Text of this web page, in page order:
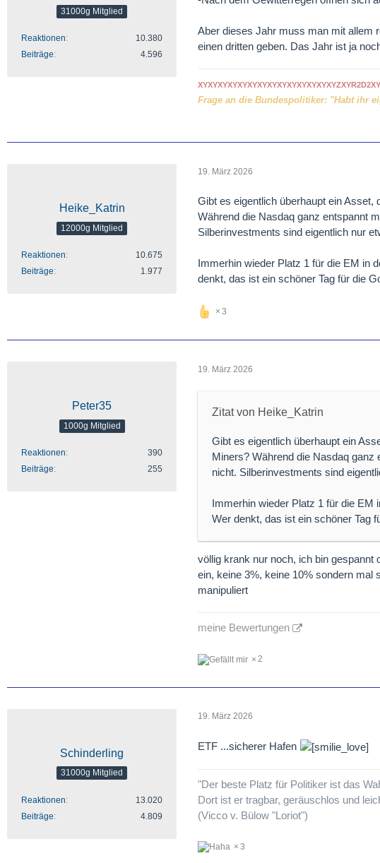
31000g Mitglied
Reaktionen
10.380
Beiträge
4.596
Aber dieses Jahr muss man mit allem
einen dritten geben. Das Jahr ist ja
Frage an die Bundespolitiker: "Habt ihr
Heike_Katrin
12000g Mitglied
Reaktionen
10.675
Beiträge
1.977
19. März 2026
Gibt es eigentlich überhaupt ein Asset,
Während die Nasdaq ganz entspannt
Silberinvestments sind eigentlich nur
Immerhin wieder Platz 1 für die EM in
denkt, das ist ein schöner Tag für die
3
Peter35
1000g Mitglied
Reaktionen
390
Beiträge
255
19. März 2026
Zitat von Heike_Katrin
Gibt es eigentlich überhaupt ein
Miners? Während die Nasdaq ganz
nicht. Silberinvestments sind
Immerhin wieder Platz 1 für die EM
Wer denkt, das ist ein schöner Tag
völlig krank nur noch, ich bin gespannt
ein, keine 3%, keine 10% sondern mal
manipuliert
meine Bewertungen
2
Schinderling
31000g Mitglied
Reaktionen
13.020
Beiträge
4.809
19. März 2026
ETF ...sicherer Hafen
"Der beste Platz für Politiker ist das
Dort ist er tragbar, geräuschlos und
(Vicco v. Bülow "Loriot")
3